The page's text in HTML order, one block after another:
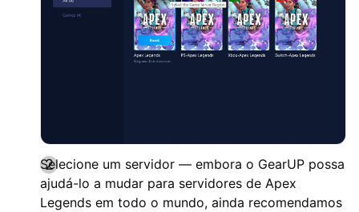
Selecione um servidor — embora o GearUP possa
ajudá-lo a mudar para servidores de Apex
Legends em todo o mundo, ainda recomendamos